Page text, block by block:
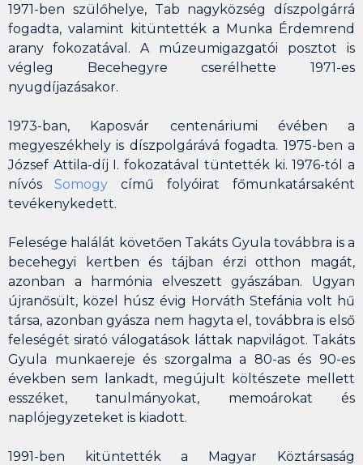
1971-ben szülőhelye, Tab nagyközség díszpolgárrá
fogadta, valamint kitüntették a Munka Érdemrend
arany fokozatával . A múzeumigazgatói posztot is
végleg Becehegyre cserélhette 1971-es
nyugdíjazásakor.
1973-ban, Kaposvár centenáriumi évében a
megyeszékhely is díszpolgárává fogadta. 1975-ben a
József Attila-díj I. fokozatával
tüntették ki. 1976-tól a
nívós Somogy című folyóirat főmunkatársaként
tevékenykedett.
Felesége halálát követően Takáts Gyula továbbra is a
becehegyi kertben és tájban érzi otthon magát,
azonban a harmónia elveszett gyászában. Ugyan
újranősült, közel húsz évig Horváth Stefánia volt hű
társa, azonban gyásza nem hagyta el, továbbra is első
feleségét sirató válogatások láttak napvilágot. Takáts
Gyula munkaereje és szorgalma a 80-as és 90-es
években sem lankadt, megújult költészete mellett
esszéket, tanulmányokat, memoárokat és
naplójegyzeteket is kiadott.
1991-ben kitüntették a Magyar Köztársaság